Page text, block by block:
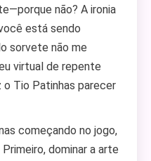
não? A ironia
está sendo
sorvete não me
virtual de repente
Tio Patinhas parecer
começando no jogo,
dominar a arte